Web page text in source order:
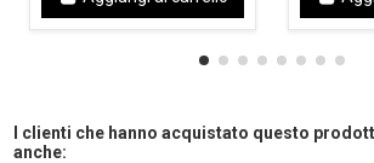
I clienti che hanno acquistato questo
anche: